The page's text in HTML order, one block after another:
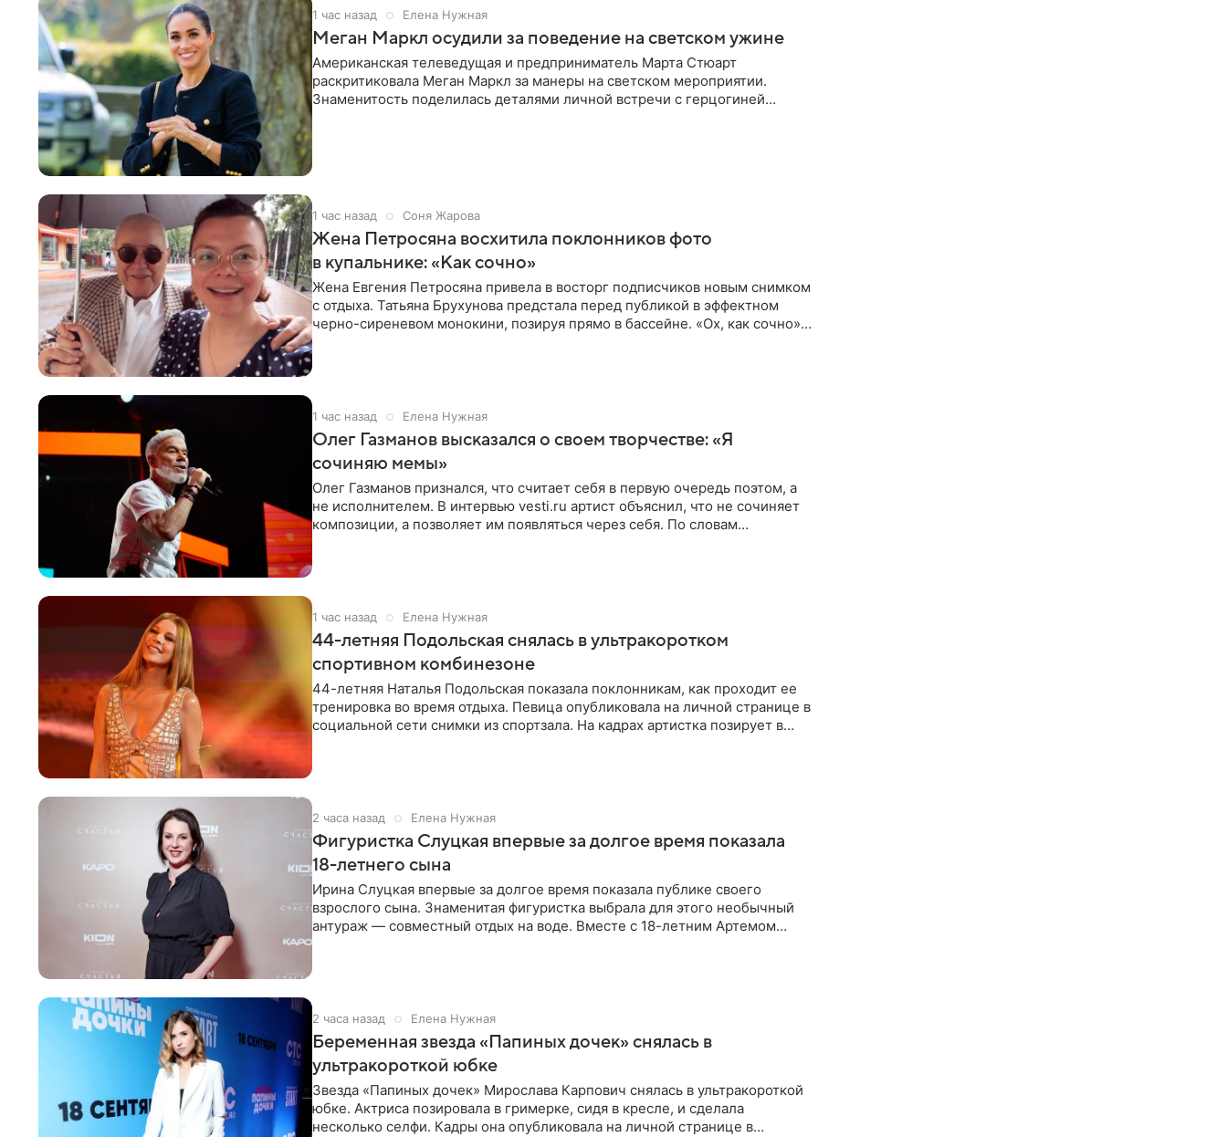
1 час назад Елена Нужная
Меган Маркл осудили за поведение на светском ужине
Американская телеведущая и предприниматель Марта Стюарт
раскритиковала Меган Маркл за манеры на светском мероприятии.
Знаменитость поделилась деталями личной встречи с герцогиней
1 час назад Соня Жарова
Жена Петросяна восхитила поклонников фото
в купальнике: «Как сочно»
Жена Евгения Петросяна привела в восторг подписчиков новым снимком
с отдыха. Татьяна Брухунова предстала перед публикой в эффектном
черно-сиреневом монокини, позируя прямо в бассейне. «Ох, как сочно»,
1 час назад Елена Нужная
Олег Газманов высказался о своем творчестве: «Я
сочиняю мемы»
Олег Газманов признался, что считает себя в первую очередь поэтом, а
не исполнителем. В интервью vesti.ru артист объяснил, что не сочиняет
композиции, а позволяет им появляться через себя. По словам
1 час назад Елена Нужная
44-летняя Подольская снялась в ультракоротком
спортивном комбинезоне
44-летняя Наталья Подольская показала поклонникам, как проходит ее
тренировка во время отдыха. Певица опубликовала на личной странице в
социальной сети снимки из спортзала. На кадрах артистка позирует в
2 часа назад Елена Нужная
Фигуристка Слуцкая впервые за долгое время показала
18-летнего сына
Ирина Слуцкая впервые за долгое время показала публике своего
взрослого сына. Знаменитая фигуристка выбрала для этого необычный
антураж — совместный отдых на воде. Вместе с 18-летним Артемом
2 часа назад Елена Нужная
Беременная звезда «Папиных дочек» снялась в
ультракороткой юбке
Звезда «Папиных дочек» Мирослава Карпович снялась в ультракороткой
юбке. Актриса позировала в гримерке, сидя в кресле, и сделала
несколько селфи. Кадры она опубликовала на личной странице в